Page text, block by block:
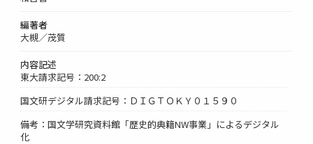
編著者
大槻／茂質
内容記述
東大請求記号：200:2
国文研デジタル請求記号：ＤＩＧＴＯＫＹ０１５９０
備考：国文学研究資料館「歴史的典籍NW事業」によるデジタル
化